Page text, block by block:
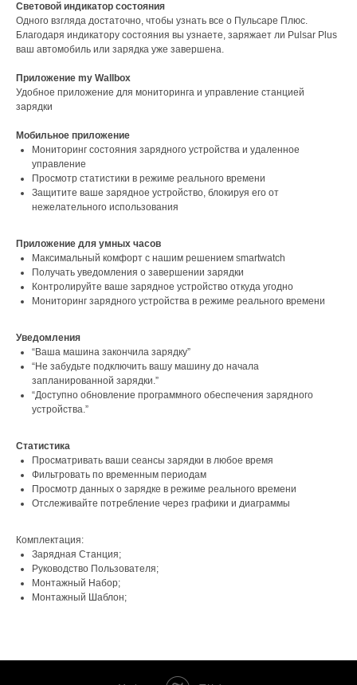
Световой индикатор состояния
Одного взгляда достаточно, чтобы узнать все о Пульсаре Плюс.
Благодаря индикатору состояния вы узнаете, заряжает ли Pulsar Plus
ваш автомобиль или зарядка уже завершена.
Приложение my Wallbox
Удобное приложение для мониторинга и управление станцией
зарядки
Мобильное приложение
Мониторинг состояния зарядного устройства и удаленное
управление
Просмотр статистики в режиме реального времени
Защитите ваше зарядное устройство, блокируя его от
нежелательного использования
Приложение для умных часов
Максимальный комфорт с нашим решением smartwatch
Получать уведомления о завершении зарядки
Контролируйте ваше зарядное устройство откуда угодно
Мониторинг зарядного устройства в режиме реального времени
Уведомления
“Ваша машина закончила зарядку”
“Не забудьте подключить вашу машину до начала
запланированной зарядки.”
“Доступно обновление программного обеспечения зарядного
устройства.”
Статистика
Просматривать ваши сеансы зарядки в любое время
Фильтровать по временным периодам
Просмотр данных о зарядке в режиме реального времени
Отслеживайте потребление через графики и диаграммы
Комплектация:
Зарядная Станция;
Руководство Пользователя;
Монтажный Набор;
Монтажный Шаблон;